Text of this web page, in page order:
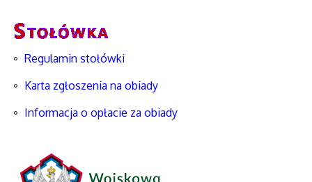
Regulamin stołówki
Karta zgłoszenia na obiady
Informacja o opłacie za obiady